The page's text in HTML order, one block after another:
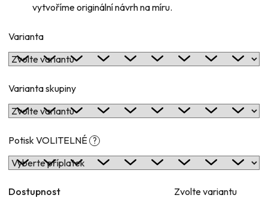
vytvoříme originální návrh na míru.
Varianta
Varianta skupiny
Potisk VOLITELNÉ ?
Dostupnost
Zvolte variantu